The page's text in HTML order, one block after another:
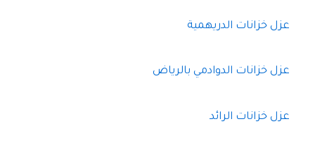
عزل خزانات الدريهمية
عزل خزانات الدوادمي بالرياض
عزل خزانات الرائد